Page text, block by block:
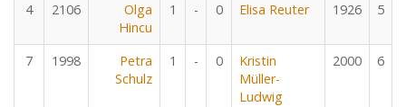
4 2106
Olga
Hincu
1 - 0 Elisa Reuter 1926 5
7 1998
Petra
Schulz
1 - 0
Kristin
Müller-
Ludwig
2000 6